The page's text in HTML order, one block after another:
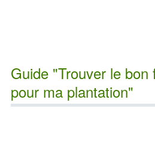
Guide "Trouver le bon
pour ma plantation"